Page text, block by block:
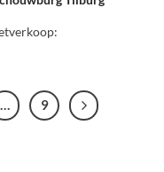
… 9